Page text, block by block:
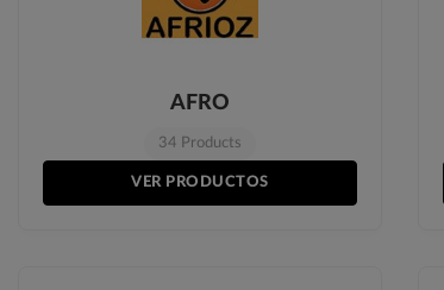
AFRO
34 Products
VER PRODUCTOS